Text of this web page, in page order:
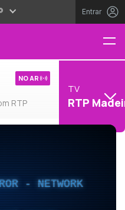
Entrar
RTP
NO AR
TV
RTP
- NETWORK